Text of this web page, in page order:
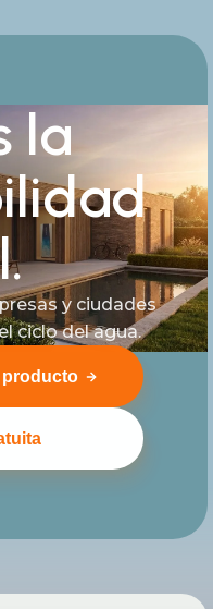
la
y ciudades
ciclo del agua.
producto